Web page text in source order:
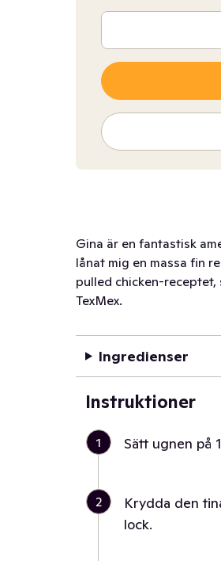
Gina är en fantastisk
lånat mig en massa fin
pulled chicken-receptet,
TexMex.
Ingredienser
Instruktioner
1 Sätt ugnen på
2
Krydda den
lock.